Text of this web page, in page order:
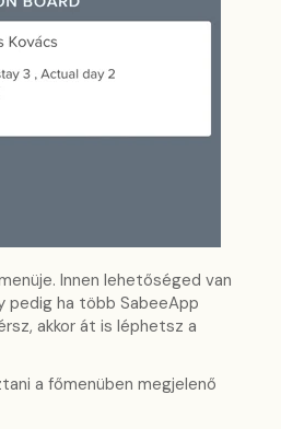
Innen lehetőséged van
pedig ha több SabeeApp
akkor át is léphetsz a
a főmenüben megjelenő